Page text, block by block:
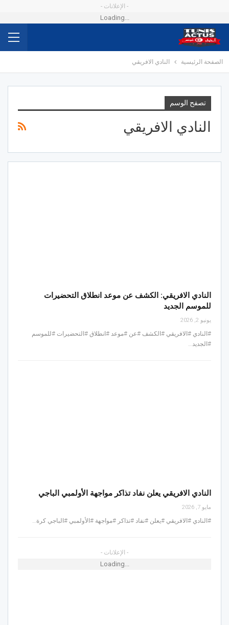
- الإعلانات -
Loading...
الصفحة الرئيسية النادي الافريقي
تصفح الوسم
النادي الافريقي
النادي الافريقي: الكشف عن موعد انطلاق التحضيرات
للموسم الجديد
يونيو 2, 2026
#النادي #الافريقي #الكشف #عن #موعد #انطلاق #التحضيرات #للموسم
#الجديد…
النادي الافريقي يعلن نفاد تذاكر مواجهة الأولمبي الباجي
مايو 7, 2026
#النادي #الافريقي #يعلن #نفاد #تذاكر #مواجهة #الأولمبي #الباجي كرة…
- الإعلانات -
Loading...